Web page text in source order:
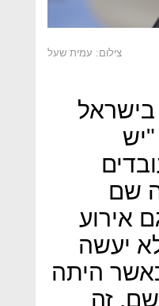
צילום: עמית שעל
ברוואבי, שכם, חברון ועוד 20 עובדים
שם
אירוע
יעשה
היתה
זה